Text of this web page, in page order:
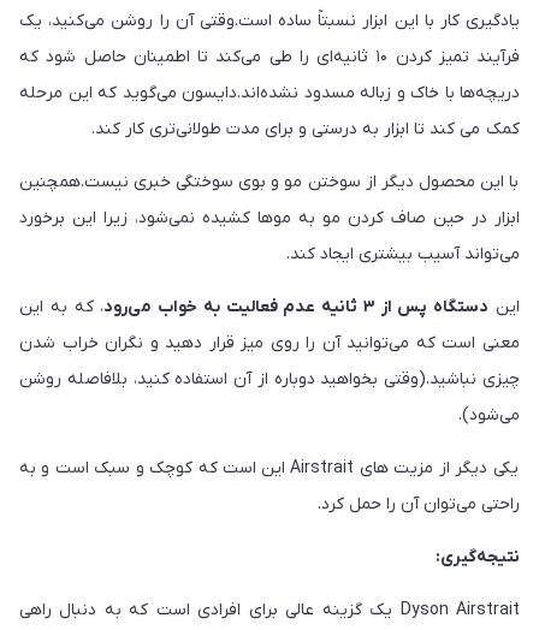
یادگیری کار با این ابزار نسبتاً ساده است.وقتی آن را روشن می‌کنید، یک
فرآیند تمیز کردن ۱۰ ثانیه‌ای را طی می‌کند تا اطمینان حاصل شود که
دریچه‌ها با خاک و زباله مسدود نشده‌اند.دایسون می‌گوید که این مرحله
کمک‌ می کند تا ابزار به درستی و برای مدت طولانی‌تری کار کند.
با این محصول دیگر از سوختن مو و بوی سوختگی خبری نیست.همچنین
ابزار در حین صاف کردن مو به موها کشیده نمی‌شود، زیرا این برخورد
می‌تواند آسیب بیشتری ایجاد کند.
این دستگاه پس از ۳ ثانیه عدم فعالیت به خواب می‌رود
، که به این
معنی است که می‌توانید آن را روی میز قرار دهید و نگران خراب شدن
چیزی نباشید.(وقتی بخواهید دوباره از آن استفاده کنید، بلافاصله روشن
می‌شود).
یکی دیگر از مزیت های Airstrait این است که کوچک و سبک است و به
راحتی می‌توان آن را حمل کرد.
نتیجه‌گیری:
Dyson Airstrait یک گزینه عالی برای افرادی است که به دنبال راهی